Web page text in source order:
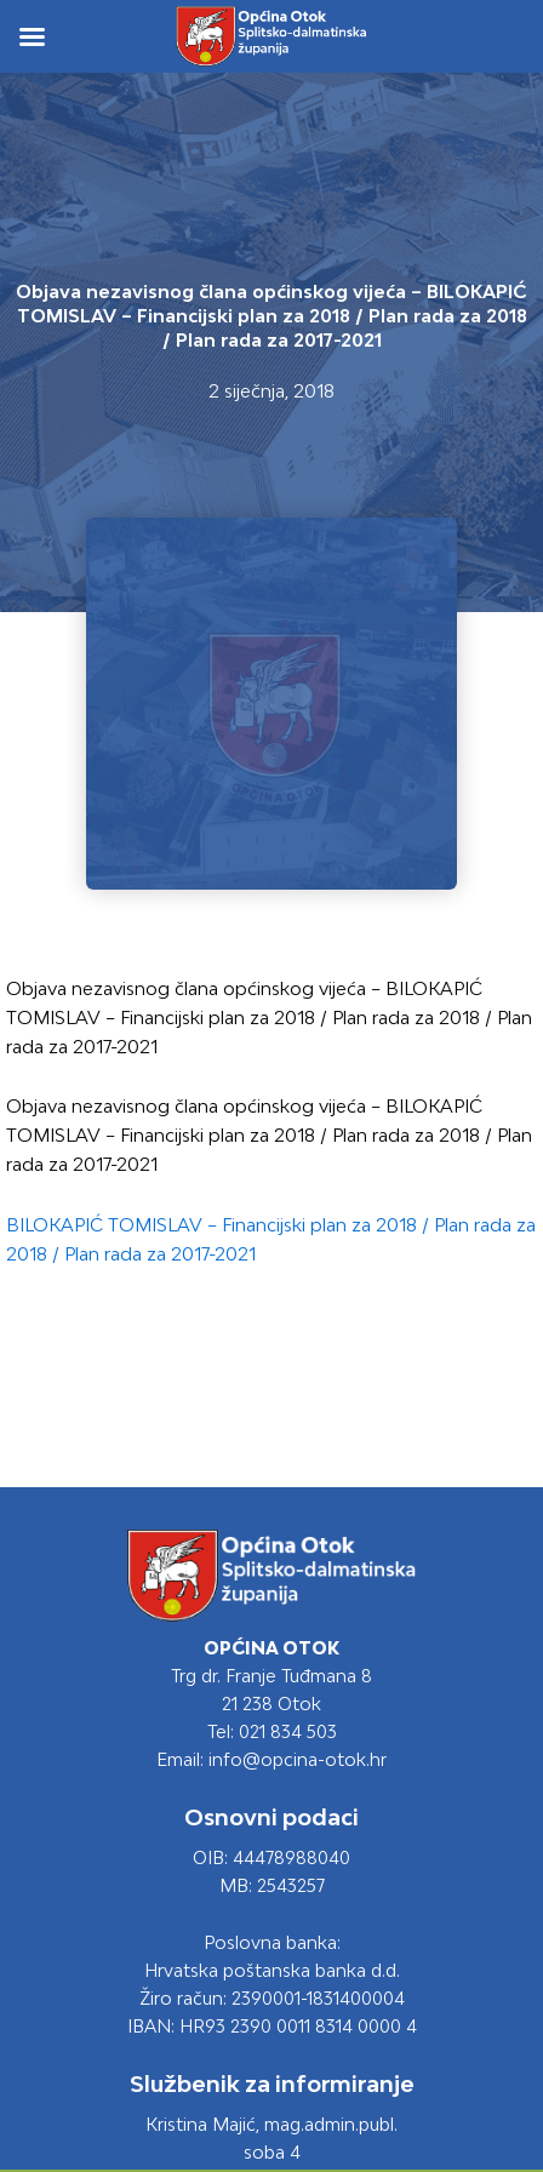
content
content
Objava nezavisnog člana općinskog vijeća – BILOKAPIĆ
TOMISLAV – Financijski plan za 2018 / Plan rada za 2018
/ Plan rada za 2017-2021
2 siječnja, 2018
Objava nezavisnog člana općinskog vijeća – BILOKAPIĆ
TOMISLAV – Financijski plan za 2018 / Plan rada za 2018 / Plan
rada za 2017-2021
Objava nezavisnog člana općinskog vijeća – BILOKAPIĆ
TOMISLAV – Financijski plan za 2018 / Plan rada za 2018 / Plan
rada za 2017-2021
BILOKAPIĆ TOMISLAV – Financijski plan za 2018 / Plan rada za
2018 / Plan rada za 2017-2021
OPĆINA OTOK
Trg dr. Franje Tuđmana 8
21 238 Otok
Tel: 021 834 503
Email: info@opcina-otok.hr
Osnovni podaci
OIB: 44478988040
MB: 2543257
Poslovna banka:
Hrvatska poštanska banka d.d.
Žiro račun: 2390001-1831400004
IBAN: HR93 2390 0011 8314 0000 4
Službenik za informiranje
Kristina Majić, mag.admin.publ.
soba 4